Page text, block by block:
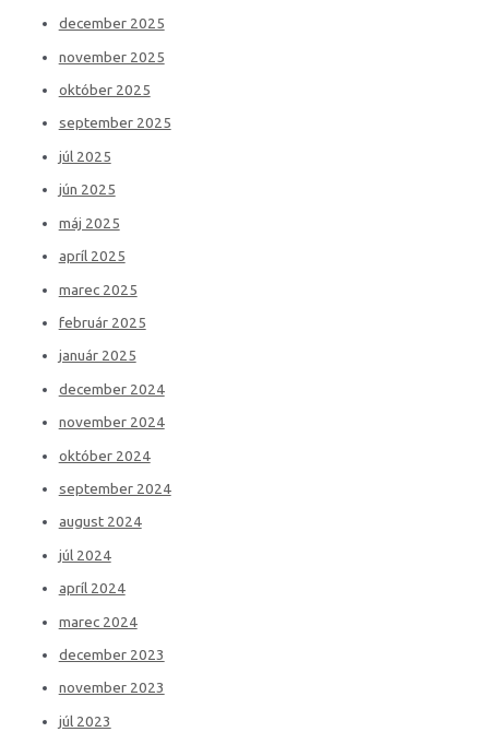
december 2025
november 2025
október 2025
september 2025
júl 2025
jún 2025
máj 2025
apríl 2025
marec 2025
február 2025
január 2025
december 2024
november 2024
október 2024
september 2024
august 2024
júl 2024
apríl 2024
marec 2024
december 2023
november 2023
júl 2023